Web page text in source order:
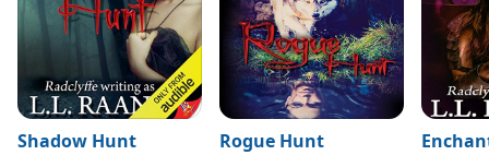
Shadow Hunt
Rogue Hunt